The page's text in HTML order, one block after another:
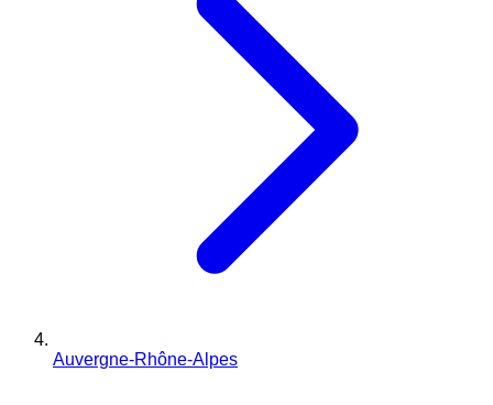
Auvergne-Rhône-Alpes